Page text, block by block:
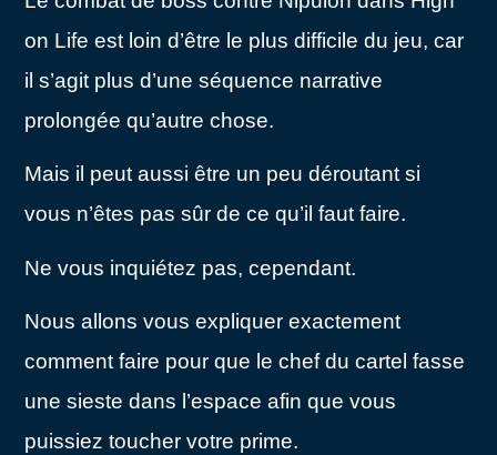
on Life est loin d’être le plus difficile du jeu, car
il s’agit plus d’une séquence narrative
prolongée qu’autre chose.
Mais il peut aussi être un peu déroutant si
vous n’êtes pas sûr de ce qu’il faut faire.
Ne vous inquiétez pas, cependant.
Nous allons vous expliquer exactement
comment faire pour que le chef du cartel fasse
une sieste dans l’espace afin que vous
puissiez toucher votre prime.